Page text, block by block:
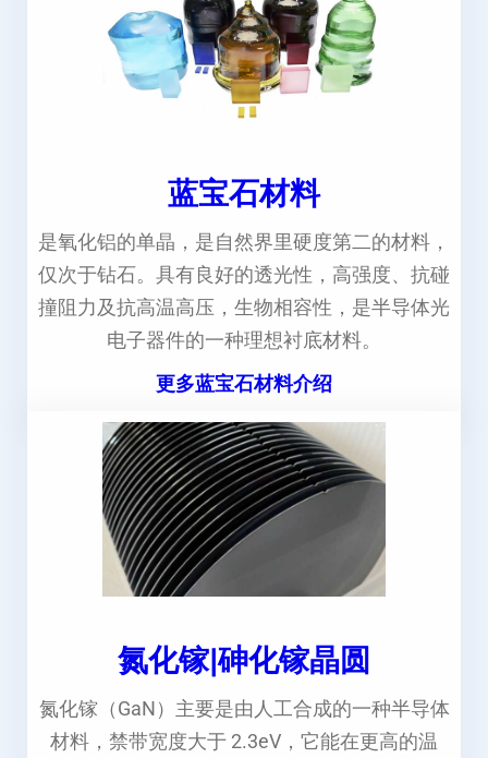
蓝宝石材料
是氧化铝的单晶，是自然界里硬度第二的材料，
仅次于钻石。具有良好的透光性，高强度、抗碰
撞阻力及抗高温高压，生物相容性，是半导体光
电子器件的一种理想衬底材料。
更多蓝宝石材料介绍
氮化镓|砷化镓晶圆
氮化镓（GaN）主要是由人工合成的一种半导体
材料，禁带宽度大于 2.3eV，它能在更高的温